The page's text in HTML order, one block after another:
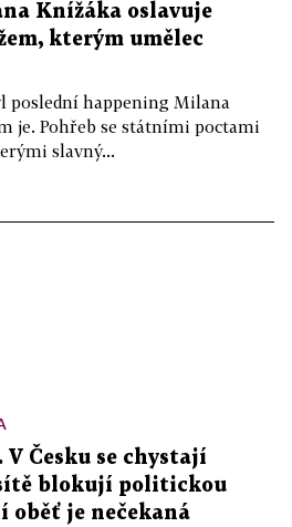
Knížáka oslavuje
kterým umělec
poslední happening Milana
je. Pohřeb se státními poctami
slavný...
Česku se chystají
blokují politickou
oběť je nečekaná